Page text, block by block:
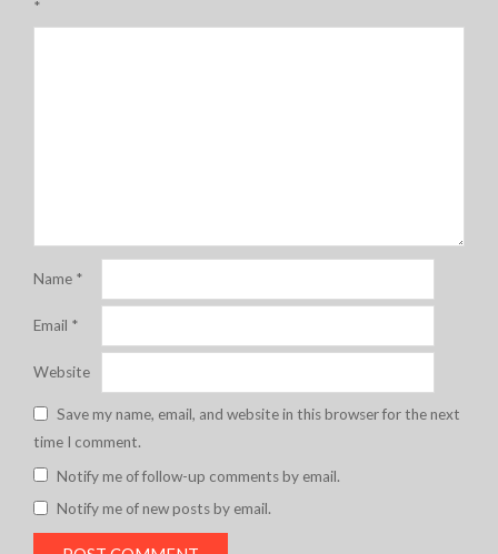
*
Name *
Email *
Website
Save my name, email, and website in this browser for the next
time I comment.
Notify me of follow-up comments by email.
Notify me of new posts by email.